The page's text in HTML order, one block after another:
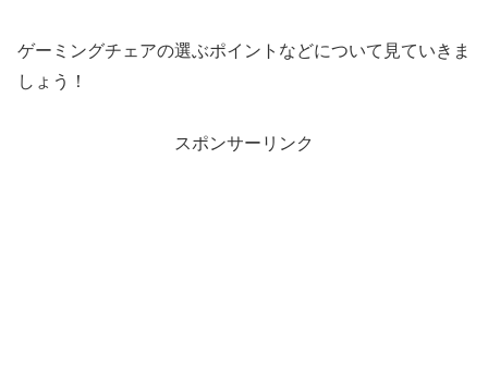
ゲーミングチェアの選ぶポイントなどについて見ていきま
しょう！
スポンサーリンク